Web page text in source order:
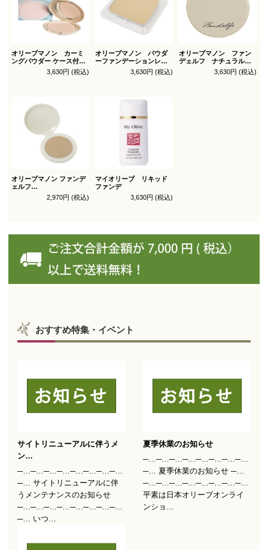
オリーブマノン カーミ
ングパウダー ケース付
（パフ1枚付）3,630円 (税込)
オリーブマノン パウダ
ーファンデーションレフ
ィル（スポンジ付）3,630円 (税込)
オリーブマノン ファン
デェルフ ナチュラルパ
3,630円 (税込)
オリーブマノン ファンデ
ェルフ
コンシールファンデーシ
ョン レフィル
2,970円 (税込)
マイオリーブ リキッド
ファンデ
3,630円 (税込)